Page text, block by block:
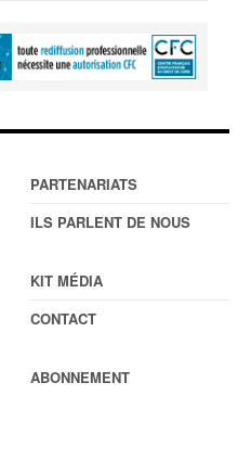
PARTENARIATS
ILS PARLENT DE NOUS
KIT MÉDIA
CONTACT
ABONNEMENT